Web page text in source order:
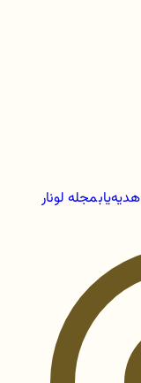
هدیه‌یابمجله لونار